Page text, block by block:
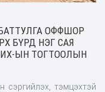
ОФФШОР
БҮРД НЭГ САЯ
ЫН ТОГТООЛЫН
сэргийлэх, тэмцэхтэй